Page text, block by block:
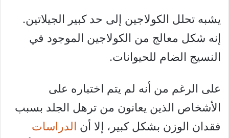
يشبه تحلل الكولاجين إلى حد كبير الجيلاتين.
إنه شكل معالج من الكولاجين الموجود في
النسيج الضام للحيوانات.
على الرغم من أنه لم يتم اختباره على
الأشخاص الذين يعانون من ترهل الجلد بسبب
فقدان الوزن بشكل كبير، إلا أن الدراسات